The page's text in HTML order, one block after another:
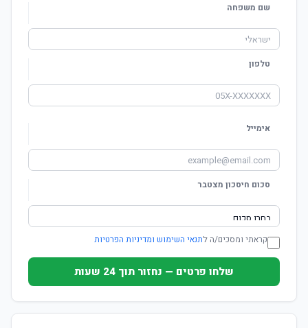
שם משפחה
טלפון
אימייל
סכום חיסכון מצטבר
קראתי ומסכים/ה לתנאי השימוש ומדיניות הפרטיות
שלחו פרטים — נחזור תוך 24 שעות